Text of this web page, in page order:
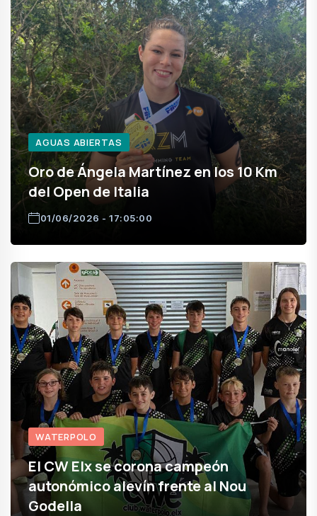
AGUAS ABIERTAS
Oro de Ángela Martínez en los 10 Km
del Open de Italia
01/06/2026 - 17:05:00
WATERPOLO
El CW Elx se corona campeón
autonómico alevín frente al Nou
Godella